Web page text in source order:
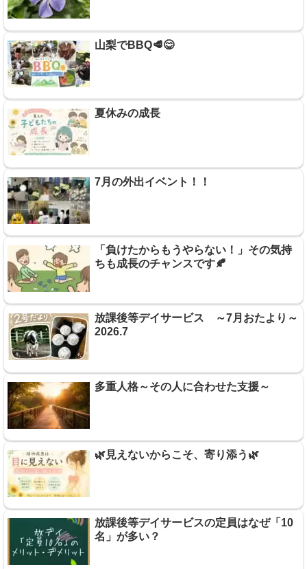
山梨でBBQ🥩😋
夏休みの成長
7月の外出イベント！！
「負けたからもうやらない！」その気持
ちも成長のチャンスです🍂
放課後等デイサービス ～7月おたより～
2026.7
多重人格～その人に合わせた支援～
🌿見えないからこそ、寄り添う🌿
放課後等デイサービスの定員はなぜ「10
名」が多い？